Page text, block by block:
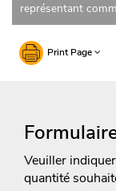
représentant
Print Page
Veuiller
quantité